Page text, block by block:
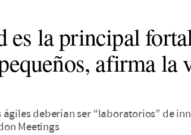
es la principal
afirma la
ágiles deberían ser “laboratorios” de
Meetings